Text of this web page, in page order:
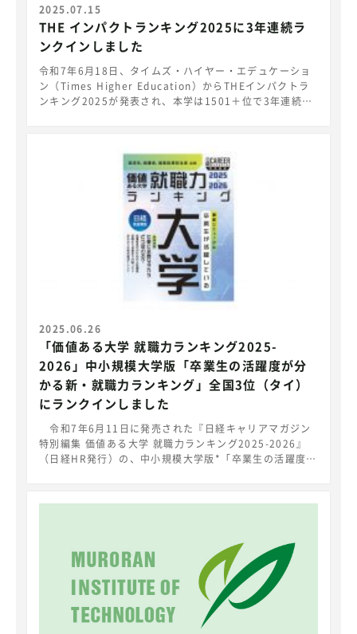
進します。
2025.07.15
THE インパクトランキング2025に3年連続ラ
ンクインしました
令和7年6月18日、タイムズ・ハイヤー・エデュケーショ
ン（Times Higher Education）からTHEインパクトラ
ンキング2025が発表され、本学は1501＋位で3年連続の
大学のみがランクインしています。
https://www.timeshighereducation.com/impactra
ジェンダーの平等、健康と福祉など、国連がSDGsで掲げ
る17の各目標について、研究、管理責任、アウトリーチ
（現場における実践）、教育という広範な4分野にわたる
大学の取り組みをランク付けし、サスティナビリティにお
ける大学の貢献度を示すランキングです。 室蘭工業大学
は『真なる探究心から未来の価値づくりを。』をキャッチ
コピーとして、延べ40,000人余の同窓生の活躍を実績と
系学生の育成に邁進します。
2025.06.26
「価値ある大学 就職力ランキング2025-
2026」中小規模大学版「卒業生の活躍度が分
かる新・就職力ランキング」全国3位（タイ）
にランクインしました
令和7年6月11日に発売された『日経キャリアマガジン
特別編集 価値ある大学 就職力ランキング2025-2026』
（日経HR発行）の、中小規模大学版*「卒業生の活躍度が
「大学の人材育成力ランキング」においては、道内1位
組み別ランキング」においても、複数の項目において道内
1位となりました。 本学がランクインした項目は以下のと
おりです。 ランキング結果 ■「新・就職力ランキン
グ」 中小規模大学版・総合ランキング ： 全国３位
■「新・就職力ランキング 側面別ランキング」 中小規模
大学版（道内1位）・行動力 ： 全国5位・コミュニケーシ